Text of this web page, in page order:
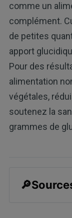
comme un
complément.
de petites
apport
Pour des
alimentation
végétales,
soutenez la
grammes de